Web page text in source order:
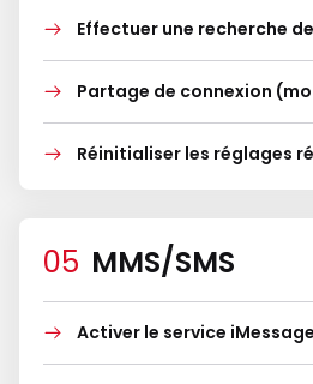
Effectuer une recherche
Partage de connexion
Réinitialiser les réglages
MMS/SMS
Activer le service